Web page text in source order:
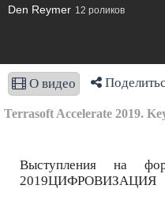
Den Reymer 12 роликов
О видео
Terrasoft Accelerate 2019.
Выступления на
2019ЦИФРОВИЗАЦИЯ